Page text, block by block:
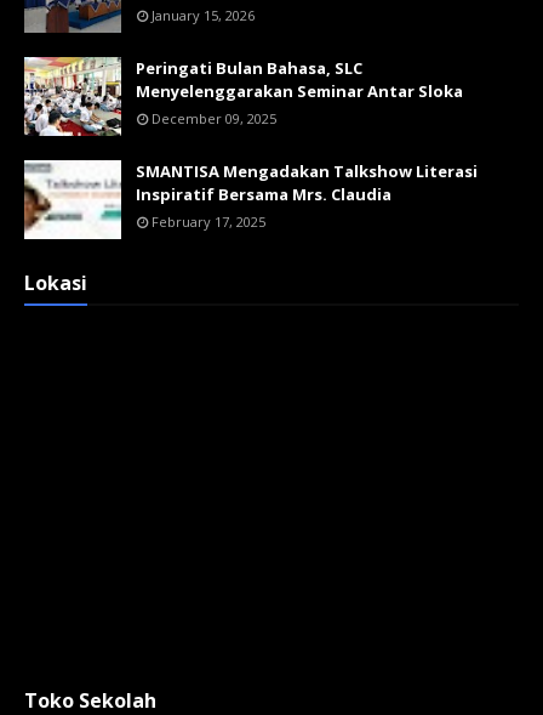
January 15, 2026
Peringati Bulan Bahasa, SLC
Menyelenggarakan Seminar Antar Sloka
December 09, 2025
SMANTISA Mengadakan Talkshow Literasi
Inspiratif Bersama Mrs. Claudia
February 17, 2025
Lokasi
Toko Sekolah